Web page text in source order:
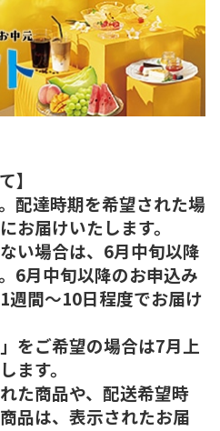
】
配達時期を希望された場
お届けいたします。
い場合は、6月中旬以降
6月中旬以降のお申込み
週間～10日程度でお届け
をご希望の場合は7月上
ます。
た商品や、配送希望時
品は、表示されたお届